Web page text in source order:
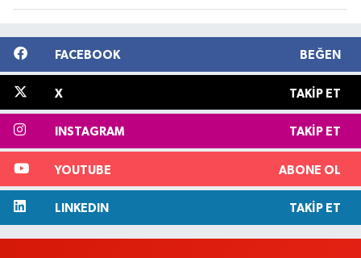
FACEBOOK BEĞEN
X TAKIP ET
INSTAGRAM TAKIP ET
YOUTUBE ABONE OL
LINKEDIN TAKIP ET